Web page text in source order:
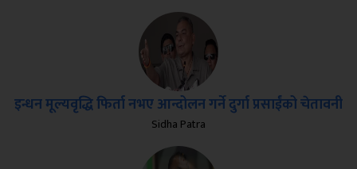
इन्धन मूल्यवृद्धि फिर्ता नभए आन्दोलन गर्ने दुर्गा प्रसाईंको चेतावनी
Sidha Patra